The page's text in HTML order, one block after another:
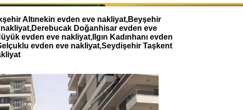
Altınekin evden eve nakliyat,Beyşehir
Doğanhisar evden eve
evden eve nakliyat,Ilgın Kadınhanı evden
evden eve nakliyat,Seydişehir Taşkent